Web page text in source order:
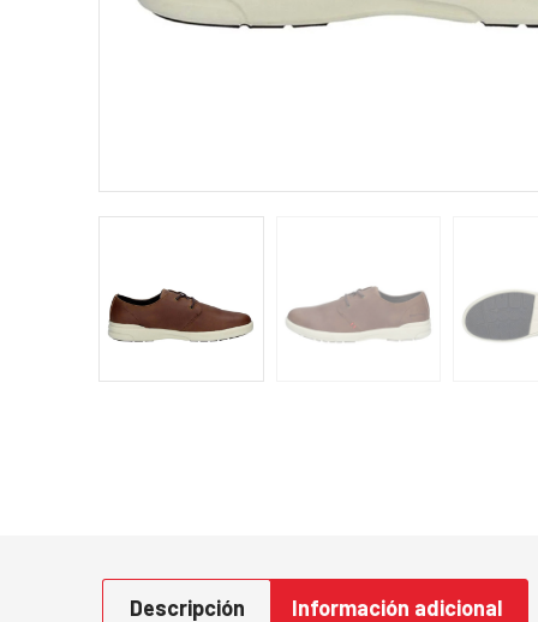
Descripción Información adicional